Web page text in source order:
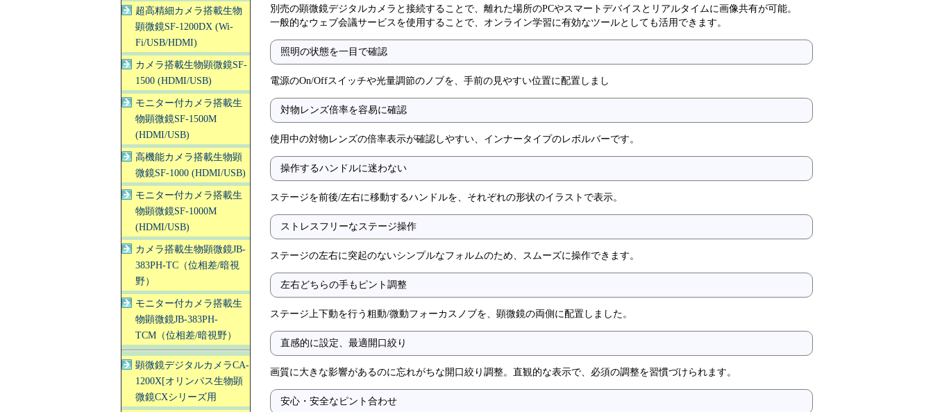
別売の顕微鏡デジタルカメラと接続することで、離れた場所のPCやスマートデバイスとリアルタイムに画像共有が可能。
一般的なウェブ会議サービスを使用することで、オンライン学習に有効なツールとしても活用できます。
照明の状態を一目で確認
電源のOn/Offスイッチや光量調節のノブを、手前の見やすい位置に配置しまし
対物レンズ倍率を容易に確認
使用中の対物レンズの倍率表示が確認しやすい、インナータイプのレボルバーです。
操作するハンドルに迷わない
ステージを前後/左右に移動するハンドルを、それぞれの形状のイラストで表示。
ストレスフリーなステージ操作
ステージの左右に突起のないシンプルなフォルムのため、スムーズに操作できます。
左右どちらの手もピント調整
ステージ上下動を行う粗動/微動フォーカスノブを、顕微鏡の両側に配置しました。
直感的に設定、最適開口絞り
画質に大きな影響があるのに忘れがちな開口絞り調整。直観的な表示で、必須の調整を習慣づけられます。
安心・安全なピント合わせ
超高精細カメラ搭載生物
顕微鏡SF-1200DX (Wi-
Fi/USB/HDMI)
カメラ搭載生物顕微鏡SF-
1500 (HDMI/USB)
モニター付カメラ搭載生
物顕微鏡SF-1500M
(HDMI/USB)
高機能カメラ搭載生物顕
微鏡SF-1000 (HDMI/USB)
モニター付カメラ搭載生
物顕微鏡SF-1000M
(HDMI/USB)
カメラ搭載生物顕微鏡JB-
383PH-TC（位相差/暗視
野）
モニター付カメラ搭載生
物顕微鏡JB-383PH-
TCM（位相差/暗視野）
顕微鏡デジタルカメラCA-
1200X[オリンパス生物顕
微鏡CXシリーズ用